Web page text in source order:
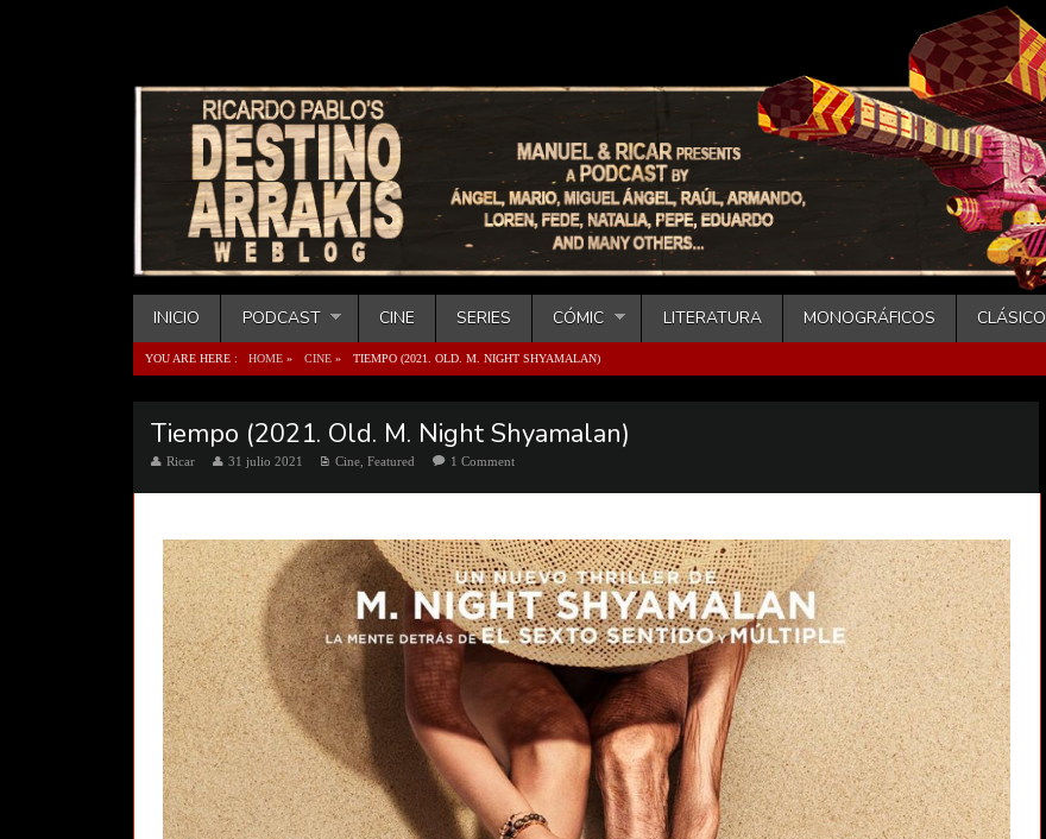
INICIO PODCAST CINE SERIES CÓMIC LITERATURA MONOGRÁFICOS CLÁSICO
YOU ARE HERE : HOME » CINE» TIEMPO (2021. OLD. M. NIGHT SHYAMALAN)
Tiempo (2021. Old. M. Night Shyamalan)
Ricar 31 julio 2021 Cine ,Featured 1 Comment